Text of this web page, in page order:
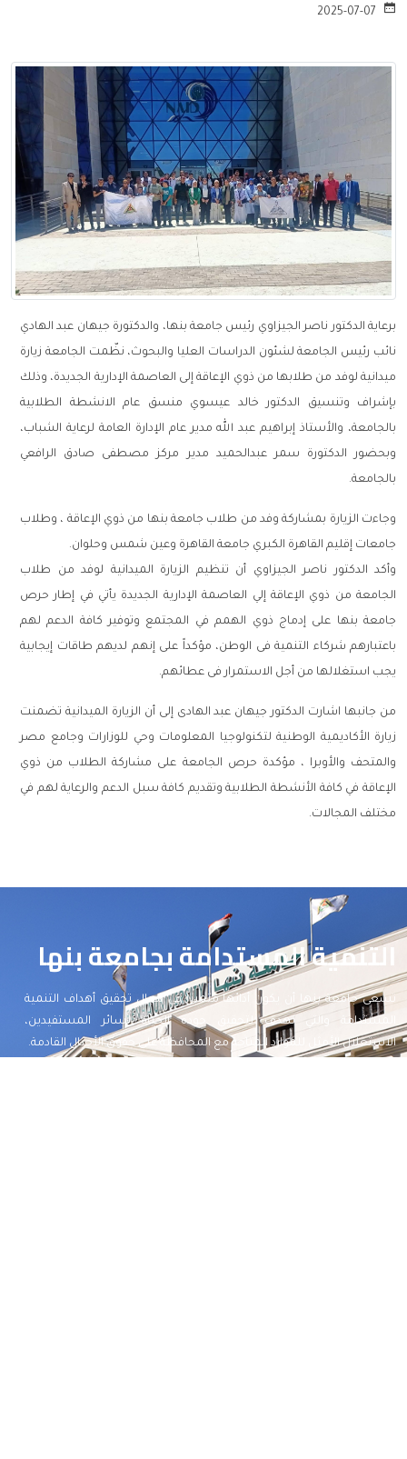
2025-07-07
برعاية الدكتور ناصر الجيزاوي رئيس جامعة بنها، والدكتورة جيهان عبد الهادي
نائب رئيس الجامعة لشئون الدراسات العليا والبحوث، نظّمت الجامعة زيارة
ميدانية لوفد من طلابها من ذوي الإعاقة إلى العاصمة الإدارية الجديدة، وذلك
بإشراف وتنسيق الدكتور خالد عيسوي منسق عام الانشطة الطلابية
بالجامعة، والأستاذ إبراهيم عبد الله مدير عام الإدارة العامة لرعاية الشباب،
وبحضور الدكتورة سمر عبدالحميد مدير مركز مصطفى صادق الرافعي
بالجامعة.
وجاءت الزيارة بمشاركة وفد من طلاب جامعة بنها من ذوي الإعاقة ، وطلاب
جامعات إقليم القاهرة الكبري جامعة القاهرة وعين شمس وحلوان.
وأكد الدكتور ناصر الجيزاوي أن تنظيم الزيارة الميدانية لوفد من طلاب
الجامعة من ذوي الإعاقة إلي العاصمة الإدارية الجديدة يأتي في إطار حرص
جامعة بنها على إدماج ذوي الهمم في المجتمع وتوفير كافة الدعم لهم
باعتبارهم شركاء التنمية فى الوطن، مؤكداً على إنهم لديهم طاقات إيجابية
يجب استغلالها من أجل الاستمرار فى عطائهم.
من جانبها اشارت الدكتور جيهان عبد الهادى إلى أن الزيارة الميدانية تضمنت
زيارة الأكاديمية الوطنية لتكنولوجيا المعلومات وحي للوزارات وجامع مصر
والمتحف والأوبرا ، مؤكدة حرص الجامعة على مشاركة الطلاب من ذوي
الإعاقة في كافة الأنشطة الطلابية وتقديم كافة سبل الدعم والرعاية لهم في
مختلف المجالات.
التنمية المستدامة بجامعة بنها
تسعى جامعة بنها أن يكون أدائها متميزا في مجال تحقيق أهداف التنمية
المستدامة والتي تهدف لتحقيق جودة الحياة لسائر المستفيدين،
الاستغلال الأمثل للموارد المتاحة مع المحافظة على حقوق الأجيال القادمة.